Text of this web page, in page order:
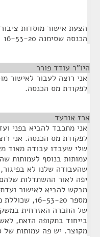
הכנסה שסימנה 16-53-20
היו"ר עודד פורר
לפקודת מס הכנסה.
ארז אורעד
לפקודת מס הכנסה. אני
שהעבודה שלנו לא
יפה לאור ההשתדלות
מבקש להביא לאישור
מספר 16-53-
של החברה האזרחית
בייחוד בתקופה הזאת,
מקוצר. יש פה עמותות של